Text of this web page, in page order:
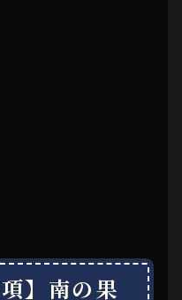
】南の果